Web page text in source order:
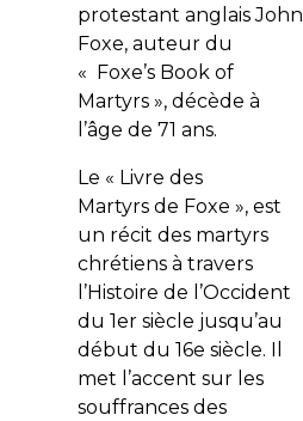
protestant anglais John
Foxe, auteur du
« Foxe’s Book of
Martyrs », décède à
l’âge de 71 ans.
Le « Livre des
Martyrs de Foxe », est
un récit des martyrs
chrétiens à travers
l’Histoire de l’Occident
du 1er siècle jusqu’au
début du 16e siècle. Il
met l’accent sur les
souffrances des